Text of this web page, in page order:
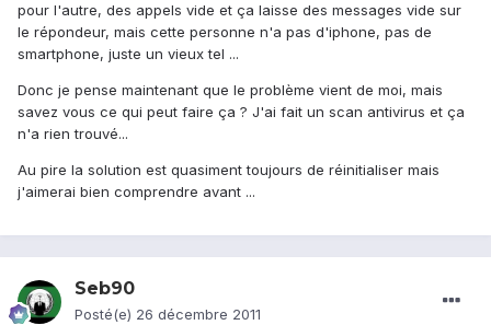
pour l'autre, des appels vide et ça laisse des messages vide sur
le répondeur, mais cette personne n'a pas d'iphone, pas de
smartphone, juste un vieux tel ...
Donc je pense maintenant que le problème vient de moi, mais
savez vous ce qui peut faire ça ? J'ai fait un scan antivirus et ça
n'a rien trouvé...
Au pire la solution est quasiment toujours de réinitialiser mais
j'aimerai bien comprendre avant ...
Seb90
Posté(e) 26 décembre 2011